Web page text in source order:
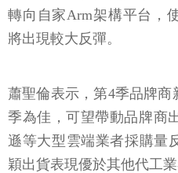
轉向自家Arm架構平台，
將出現較大反彈。
蕭聖倫表示，第4季品牌
季為佳，可望帶動品牌商
遜等大型雲端業者採購量
穎出貨表現優於其他代工業